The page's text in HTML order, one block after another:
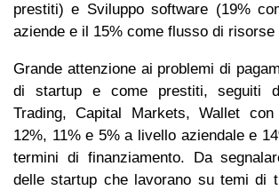
prestiti) e Sviluppo software (19%
aziende e il 15% come flusso di risorse
Grande attenzione ai problemi di
di startup e come prestiti, seguiti
Trading, Capital Markets, Wallet con
12%, 11% e 5% a livello aziendale e
termini di finanziamento. Da
delle startup che lavorano su temi di